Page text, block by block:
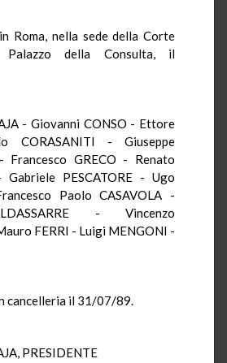
Roma, nella sede della Corte
Palazzo della Consulta, il
- Giovanni CONSO - Ettore
CORASANITI - Giuseppe
Francesco GRECO - Renato
Gabriele PESCATORE - Ugo
Paolo CASAVOLA -
- Vincenzo
FERRI - Luigi MENGONI -
cancelleria il 31/07/89.
PRESIDENTE